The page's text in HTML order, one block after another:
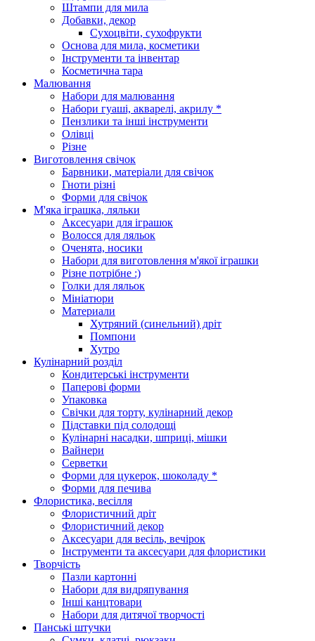
Штампи для мила
Добавки, декор
Сухоцвіти, сухофрукти
Основа для мила, косметики
Інструменти та інвентар
Косметична тара
Малювання
Набори для малювання
Набори гуаші, акварелі, акрилу *
Пензлики та інші інструменти
Олівці
Різне
Виготовлення свічок
Барвники, матеріали для свічок
Гноти різні
Форми для свічок
М'яка іграшка, ляльки
Аксесуари для іграшок
Волосся для ляльок
Оченята, носики
Набори для виготовлення м'якої іграшки
Різне потрібне :)
Голки для ляльок
Мініатюри
Материали
Хутряний (синельний) дріт
Помпони
Хутро
Кулінарний розділ
Кондитерські інструменти
Паперові форми
Упаковка
Свічки для торту, кулінарний декор
Підставки під солодощі
Кулінарні насадки, шприці, мішки
Вайнери
Серветки
Форми для цукерок, шоколаду *
Форми для печива
Флористика, весілля
Флористичний дріт
Флористичний декор
Аксесуари для весіль, вечірок
Інструменти та аксесуари для флористики
Творчість
Пазли картонні
Набори для видряпування
Інші канцтовари
Набори для дитячої творчості
Панські штучки